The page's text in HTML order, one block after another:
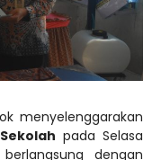
menyelenggarakan
pada Selasa
dengan